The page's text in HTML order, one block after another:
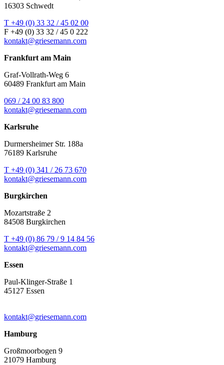
16303 Schwedt
T +49 (0) 33 32 / 45 02 00
F +49 (0) 33 32 / 45 0 222
kontakt@griesemann.com
Frankfurt am Main
Graf-Vollrath-Weg 6
60489 Frankfurt am Main
069 / 24 00 83 800
kontakt@griesemann.com
Karlsruhe
Durmersheimer Str. 188a
76189 Karlsruhe
T +49 (0) 341 / 26 73 670
kontakt@griesemann.com
Burgkirchen
Mozartstraße 2
84508 Burgkirchen
T +49 (0) 86 79 / 9 14 84 56
kontakt@griesemann.com
Essen
Paul-Klinger-Straße 1
45127 Essen
kontakt@griesemann.com
Hamburg
Großmoorbogen 9
21079 Hamburg